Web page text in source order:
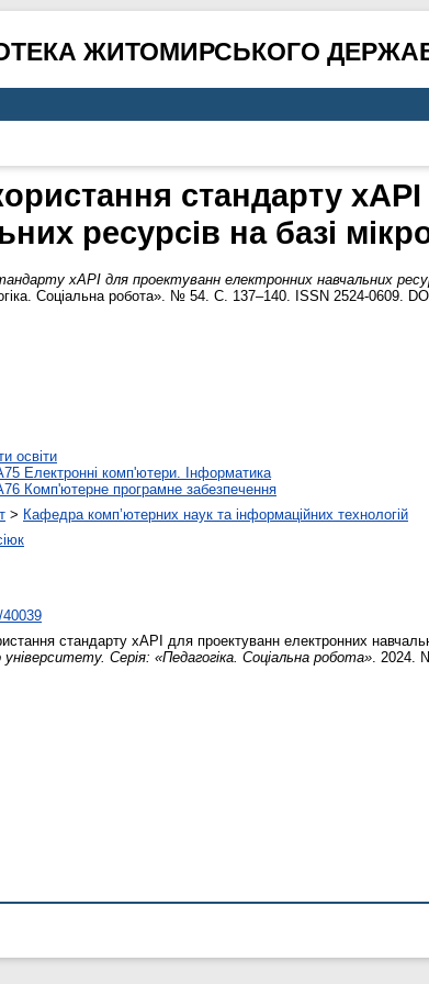
ЖИТОМИРСЬКОГО
стандарту
ресурсів на базі
xAPI для проектуванн електронних навчальних
Соціальна робота». № 54. С. 137–140. ISSN 2524-0609.
освіти
Електронні комп'ютери. Інформатика
Комп'ютерне програмне забезпечення
> Кафедра комп’ютерних наук та інформаційних технологій
стандарту xAPI для проектуванн електронних
університету. Серія: «Педагогіка. Соціальна робота». 2024.